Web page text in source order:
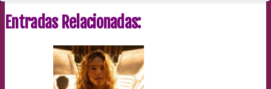
Entradas Relacionadas: